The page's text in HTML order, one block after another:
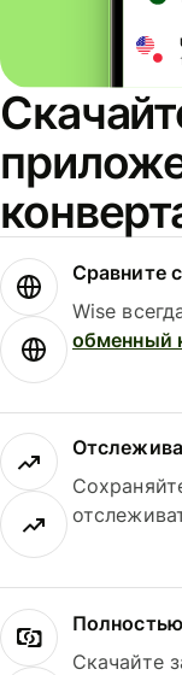
Сравните
Wise
обменный
Скачайте